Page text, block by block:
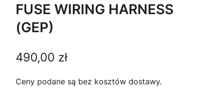
FUSE WIRING HARNESS
(GEP)
490,00 zł
Ceny podane są bez kosztów dostawy.